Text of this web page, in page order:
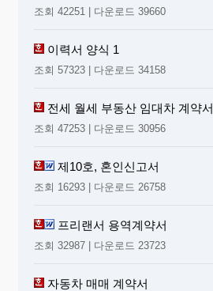
조회 42251 | 다운로드 39660
이력서 양식 1
조회 57323 | 다운로드 34158
전세 월세 부동산 임대차 계약서
조회 47253 | 다운로드 30956
제10호, 혼인신고서
조회 16293 | 다운로드 26758
프리랜서 용역계약서
조회 32987 | 다운로드 23723
자동차 매매 계약서